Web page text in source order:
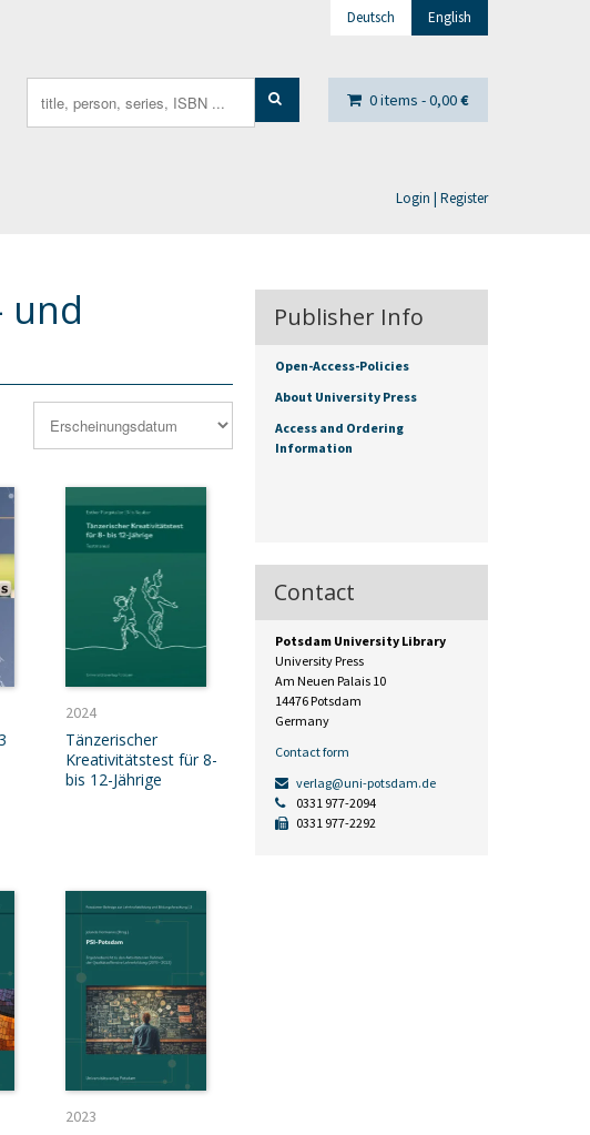
Deutsch English
0 items -0,00€
Login | Register
for:
und
2024
Tänzerischer
Kreativitätstest für 8-
bis 12-Jährige
2023
Publisher Info
Open-Access-Policies
About University Press
Access and Ordering
Information
Contact
Potsdam University Library
University Press
Am Neuen Palais 10
14476 Potsdam
Germany
Contact form
verlag@uni-potsdam.de
0331 977-2094
0331 977-2292